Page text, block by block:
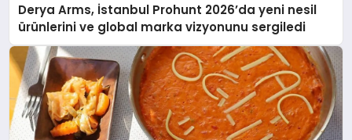
Derya Arms, İstanbul Prohunt 2026’da yeni nesil
ürünlerini ve global marka vizyonunu sergiledi